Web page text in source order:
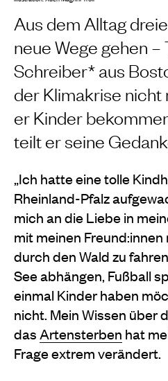
Aus dem Alltag
neue Wege gehen –
Schreiber* aus
der Klimakrise nicht
er Kinder
teilt er seine
„Ich hatte eine tolle
Rheinland-Pfalz
mich an die Liebe in
mit meinen
durch den Wald zu
See abhängen, Fußball
einmal Kinder haben
nicht. Mein Wissen über
dasArtensterben hat
Frage extrem verändert.